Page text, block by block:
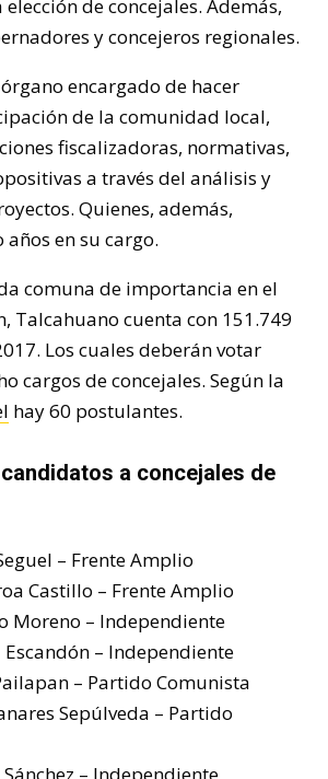
de concejales. Además,
y concejeros regionales.
encargado de hacer
de la comunidad local,
fiscalizadoras, normativas,
a través del análisis y
Quienes, además,
en su cargo.
comuna de importancia en el
Talcahuano cuenta con 151.749
Los cuales deberán votar
cargos de concejales. Según la
hay 60 postulantes.
a concejales de
– Frente Amplio
Castillo – Frente Amplio
Moreno – Independiente
Escandón – Independiente
– Partido Comunista
Sepúlveda – Partido